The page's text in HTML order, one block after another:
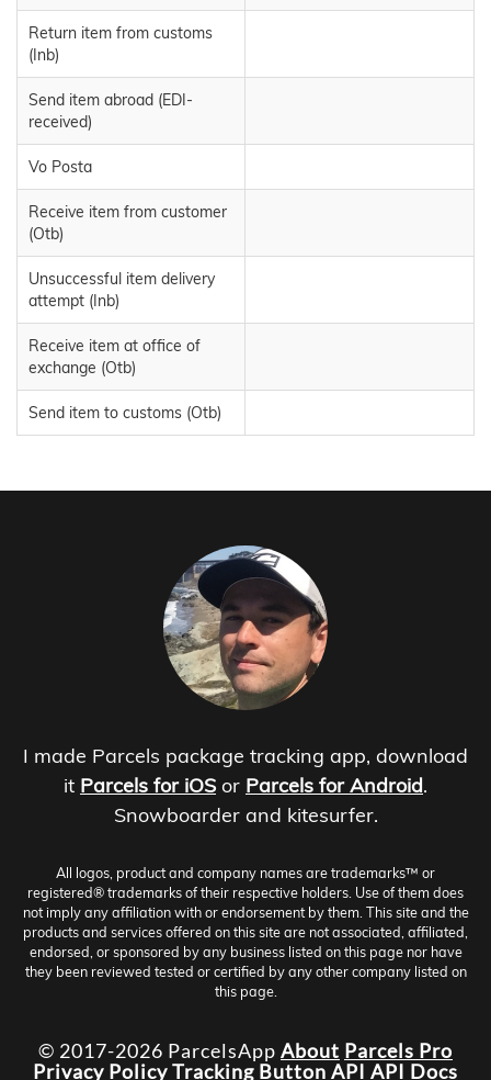
Return item from customs
(Inb)
Send item abroad (EDI-
received)
Vo Posta
Receive item from customer
(Otb)
Unsuccessful item delivery
attempt (Inb)
Receive item at office of
exchange (Otb)
Send item to customs (Otb)
I made Parcels package tracking app, download
it Parcels for iOS or Parcels for Android.
Snowboarder and kitesurfer.
All logos, product and company names are trademarks™ or
registered® trademarks of their respective holders. Use of them does
not imply any affiliation with or endorsement by them. This site and the
products and services offered on this site are not associated, affiliated,
endorsed, or sponsored by any business listed on this page nor have
they been reviewed tested or certified by any other company listed on
this page.
© 2017-2026 ParcelsApp About Parcels Pro
Privacy PolicyTracking Button API API Docs